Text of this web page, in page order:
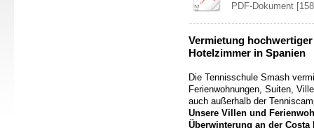
PDF-Dokument
Vermietung
Hotelzimmer in Spanien
Die Tennisschule Smash
Ferienwohnungen, Suiten,
auch außerhalb der
Unsere Villen und
Überwinterung an der